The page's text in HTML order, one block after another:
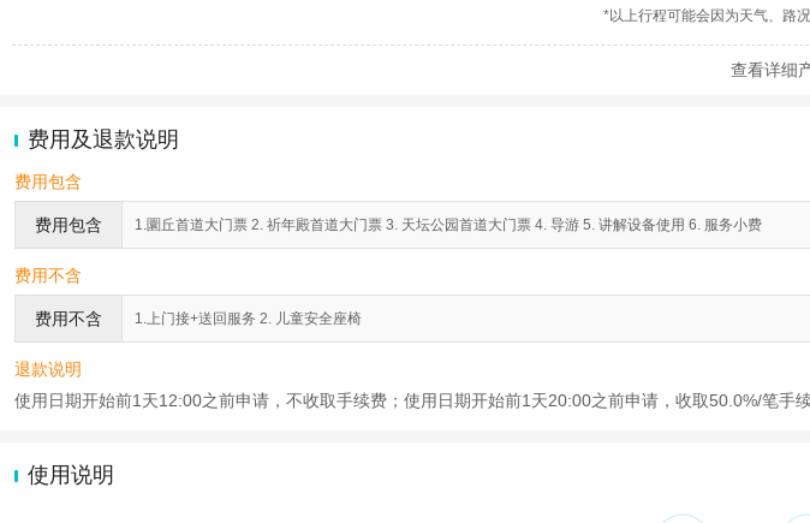
*以上行程可能会因为天气、路
查看详细
费用及退款说明
费用包含
费用包含 1.圜丘首道大门票 2. 祈年殿首道大门票 3. 天坛公园首道大门票 4. 导游 5. 讲解设备使用 6. 服务小费
费用不含
费用不含 1.上门接+送回服务 2. 儿童安全座椅
退款说明
使用日期开始前1天12:00之前申请，不收取手续费；使用日期开始前1天20:00之前申请，收取50.0%/笔
使用说明